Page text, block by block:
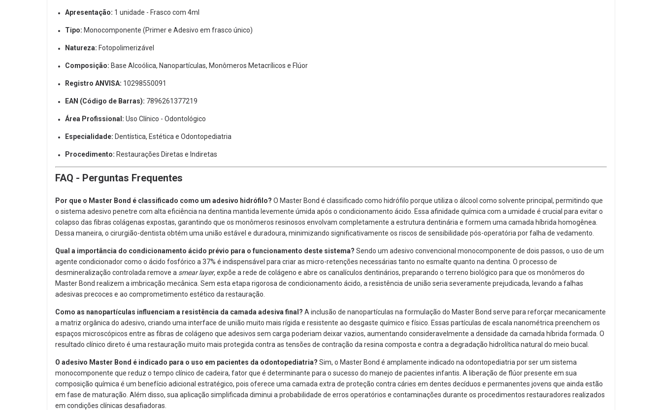
Apresentação: 1 unidade - Frasco com 4ml
Tipo: Monocomponente (Primer e Adesivo em frasco único)
Natureza: Fotopolimerizável
Composição: Base Alcoólica, Nanopartículas, Monômeros Metacrílicos e Flúor
Registro ANVISA: 10298550091
EAN (Código de Barras): 7896261377219
Área Profissional: Uso Clínico - Odontológico
Especialidade: Dentística, Estética e Odontopediatria
Procedimento: Restaurações Diretas e Indiretas
FAQ - Perguntas Frequentes
Por que o Master Bond é classificado como um adesivo hidrófilo? O Master Bond é classificado como hidrófilo porque utiliza o álcool como solvente principal, permitindo que
o sistema adesivo penetre com alta eficiência na dentina mantida levemente úmida após o condicionamento ácido. Essa afinidade química com a umidade é crucial para evitar o
colapso das fibras colágenas expostas, garantindo que os monômeros resinosos envolvam completamente a estrutura dentinária e formem uma camada híbrida homogênea.
Dessa maneira, o cirurgião-dentista obtém uma união estável e duradoura, minimizando significativamente os riscos de sensibilidade pós-operatória por falha de vedamento.
Qual a importância do condicionamento ácido prévio para o funcionamento deste sistema? Sendo um adesivo convencional monocomponente de dois passos, o uso de um
agente condicionador como o ácido fosfórico a 37% é indispensável para criar as micro-retenções necessárias tanto no esmalte quanto na dentina. O processo de
desmineralização controlada remove a smear layer, expõe a rede de colágeno e abre os canalículos dentinários, preparando o terreno biológico para que os monômeros do
Master Bond realizem a imbricação mecânica. Sem esta etapa rigorosa de condicionamento ácido, a resistência de união seria severamente prejudicada, levando a falhas
adesivas precoces e ao comprometimento estético da restauração.
Como as nanopartículas influenciam a resistência da camada adesiva final? A inclusão de nanopartículas na formulação do Master Bond serve para reforçar mecanicamente
a matriz orgânica do adesivo, criando uma interface de união muito mais rígida e resistente ao desgaste químico e físico. Essas partículas de escala nanométrica preenchem os
espaços microscópicos entre as fibras de colágeno que adesivos sem carga poderiam deixar vazios, aumentando consideravelmente a densidade da camada híbrida formada. O
resultado clínico direto é uma restauração muito mais protegida contra as tensões de contração da resina composta e contra a degradação hidrolítica natural do meio bucal.
O adesivo Master Bond é indicado para o uso em pacientes da odontopediatria? Sim, o Master Bond é amplamente indicado na odontopediatria por ser um sistema
monocomponente que reduz o tempo clínico de cadeira, fator que é determinante para o sucesso do manejo de pacientes infantis. A liberação de flúor presente em sua
composição química é um benefício adicional estratégico, pois oferece uma camada extra de proteção contra cáries em dentes decíduos e permanentes jovens que ainda estão
em fase de maturação. Além disso, sua aplicação simplificada diminui a probabilidade de erros operatórios e contaminações durante os procedimentos restauradores realizados
em condições clínicas desafiadoras.